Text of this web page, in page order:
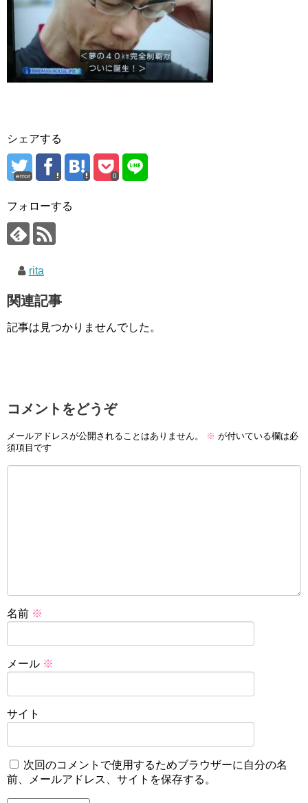
シェアする
error 0
フォローする
rita
関連記事
記事は見つかりませんでした。
コメントをどうぞ
メールアドレスが公開されることはありません。 ※ が付いている欄は必
須項目です
名前 ※
メール ※
サイト
次回のコメントで使用するためブラウザーに自分の名
前、メールアドレス、サイトを保存する。